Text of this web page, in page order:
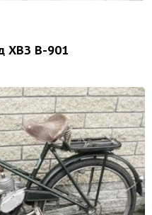
ХВЗ В-901